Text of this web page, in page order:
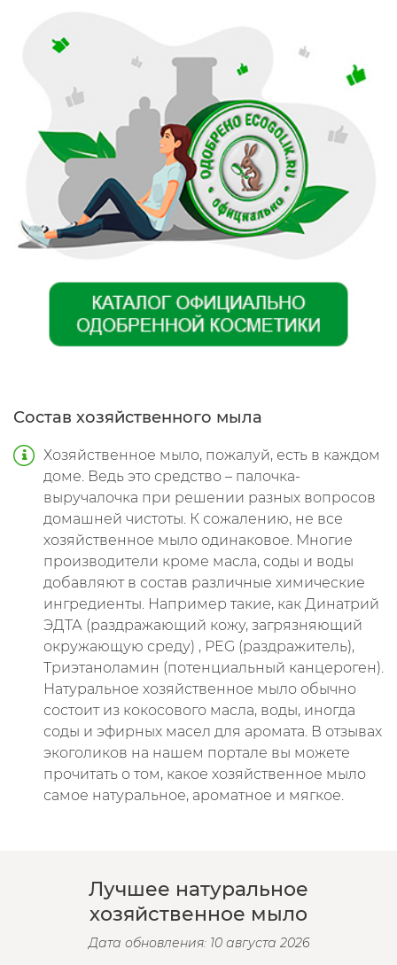
Состав хозяйственного мыла
Хозяйственное мыло, пожалуй, есть в каждом
доме. Ведь это средство – палочка-
выручалочка при решении разных вопросов
домашней чистоты. К сожалению, не все
хозяйственное мыло одинаковое. Многие
производители кроме масла, соды и воды
добавляют в состав различные химические
ингредиенты. Например такие, как Динатрий
ЭДТА (раздражающий кожу, загрязняющий
окружающую среду) , PEG (раздражитель),
Триэтаноламин (потенциальный канцероген).
Натуральное хозяйственное мыло обычно
состоит из кокосового масла, воды, иногда
соды и эфирных масел для аромата. В отзывах
экоголиков на нашем портале вы можете
прочитать о том, какое хозяйственное мыло
самое натуральное, ароматное и мягкое.
Лучшее натуральное
хозяйственное мыло
Дата обновления: 10 августа 2026